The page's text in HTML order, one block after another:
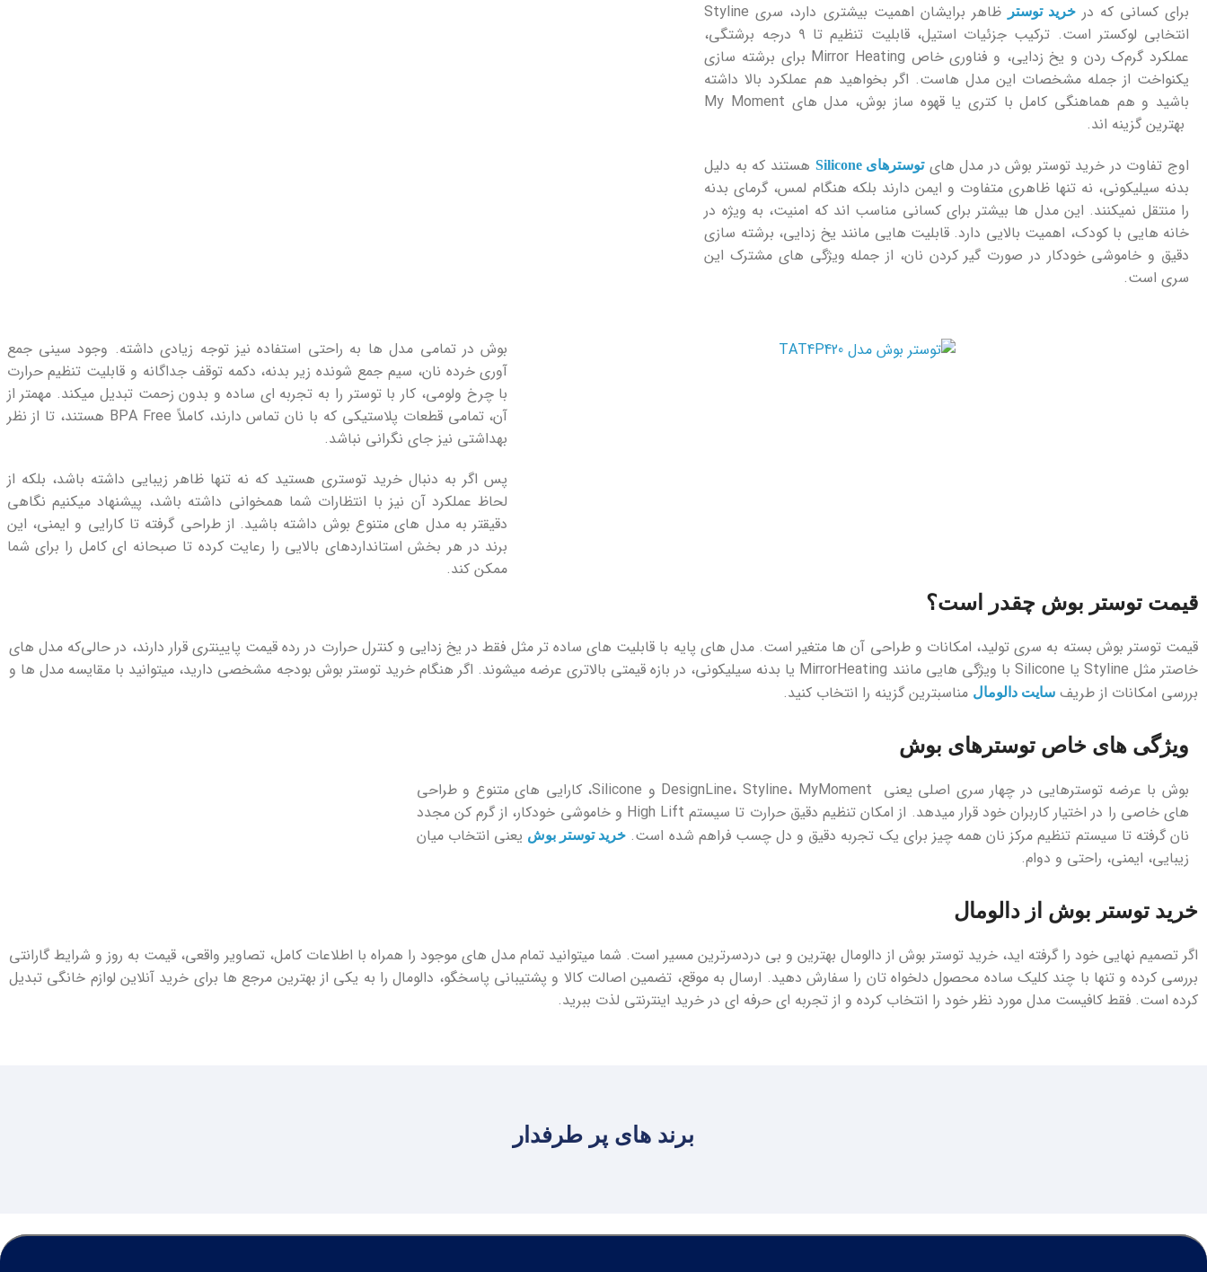
برای کسانی که درخرید توستر
ظاهر برایشان اهمیت بیشتری دارد، سری Styline
انتخابی لوکستر است. ترکیب جزئیات استیل، قابلیت تنظیم تا ۹ درجه برشتگی،
عملکرد گرم‌ک ردن و یخ‌ زدایی، و فناوری خاص Mirror Heating برای برشته ‌سازی
یکنواخت از جمله مشخصات این مدل ‌هاست. اگر بخواهید هم عملکرد بالا داشته
باشید و هم هماهنگی کامل با کتری یا قهوه ‌ساز بوش، مدل‌ های My Moment
بهترین گزینه ‌اند.
اوج تفاوت در خرید توستر بوش در مدل هایتوسترهای Silicone
هستند که به دلیل
بدنه سیلیکونی، نه ‌تنها ظاهری متفاوت و ایمن دارند بلکه هنگام لمس، گرمای بدنه
را منتقل نمیکنند. این مدل ‌ها بیشتر برای کسانی مناسب ‌اند که امنیت، به ‌ویژه در
خانه ‌هایی با کودک، اهمیت بالایی دارد. قابلیت ‌هایی مانند یخ ‌زدایی، برشته ‌سازی
دقیق و خاموشی خودکار در صورت گیر کردن نان، از جمله ویژگی ‌های مشترک این
سری است.
بوش در تمامی مدل ‌ها به راحتی استفاده نیز توجه زیادی داشته. وجود سینی جمع
‌آوری خرده ‌نان، سیم جمع ‌شونده زیر بدنه، دکمه توقف جداگانه و قابلیت تنظیم حرارت
با چرخ ولومی، کار با توستر را به تجربه ‌ای ساده و بدون زحمت تبدیل میکند. مهمتر از
آن، تمامی قطعات پلاستیکی که با نان تماس دارند، کاملاً BPA Free هستند، تا از نظر
بهداشتی نیز جای نگرانی نباشد.
پس اگر به دنبال خرید توستری هستید که نه‌ تنها ظاهر زیبایی داشته باشد، بلکه از
لحاظ عملکرد آن نیز با انتظارات شما همخوانی داشته باشد، پیشنهاد میکنیم نگاهی
دقیقتر به مدل ‌های متنوع بوش داشته باشید. از طراحی گرفته تا کارایی و ایمنی، این
برند در هر بخش استانداردهای بالایی را رعایت کرده تا صبحانه ‌ای کامل را برای شما
ممکن کند.
قیمت توستر بوش چقدر است؟
قیمت توستر بوش بسته به سری تولید، امکانات و طراحی آن‌ ها متغیر است. مدل‌ های پایه با قابلیت ‌های ساده‌ تر مثل فقط در یخ ‌زدایی و کنترل حرارت در رده قیمت پایینتری قرار دارند، در حالی‌که مدل‌ های
خاصتر مثل Styline یا Silicone با ویژگی ‌هایی مانند MirrorHeating یا بدنه سیلیکونی، در بازه قیمتی بالاتری عرضه میشوند. اگر هنگام خرید توستر بوش بودجه مشخصی دارید، میتوانید با مقایسه مدل ‌ها و
بررسی امکانات از طریف سایت دالومال مناسبترین گزینه را انتخاب کنید.
ویژگی ‌های خاص توسترهای بوش
بوش با عرضه توسترهایی در چهار سری اصلی یعنی DesignLine، Styline، MyMoment و Silicone، کارایی های متنوع و طراحی‌
های خاصی را در اختیار کاربران خود قرار میدهد. از امکان تنظیم دقیق حرارت تا سیستم High Lift و خاموشی خودکار، از گرم ‌کن مجدد
نان گرفته تا سیستم تنظیم مرکز نان همه‌ چیز برای یک تجربه دقیق و دل ‌چسب فراهم شده است. خرید توستر بوش یعنی انتخاب میان
زیبایی، ایمنی، راحتی و دوام.
خرید توستر بوش از دالومال
اگر تصمیم نهایی خود را گرفته ‌اید، خرید توستر بوش از دالومال بهترین و بی ‌دردسرترین مسیر است. شما میتوانید تمام مدل ‌های موجود را همراه با اطلاعات کامل، تصاویر واقعی، قیمت به‌ روز و شرایط گارانتی
بررسی کرده و تنها با چند کلیک ساده محصول دلخواه‌ تان را سفارش دهید. ارسال به موقع، تضمین اصالت کالا و پشتیبانی پاسخگو، دالومال را به یکی از بهترین مرجع ها برای خرید آنلاین لوازم خانگی تبدیل
کرده است. فقط کافیست مدل مورد نظر خود را انتخاب کرده و از تجربه ‌ای حرفه ‌ای در خرید اینترنتی لذت ببرید.
برند های پر طرفدار